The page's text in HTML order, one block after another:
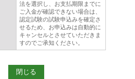
法を選択し、お支払期限までに
ご入金が確認できない場合は、
認定試験の試験申込みを確定さ
せるため、お申込みは自動的に
キャンセルとさせていただきま
すのでご承知ください。
閉じる